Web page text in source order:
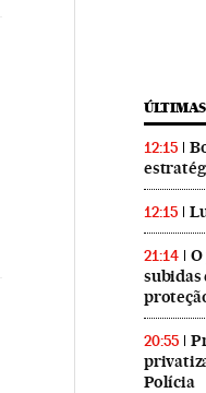
12:15
12:15
21:14
subidas
20:55
Polícia